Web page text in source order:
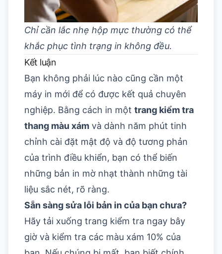
Chỉ cần lắc nhẹ hộp mực thường có thể
khắc phục tình trạng in không đều.
Kết luận
Bạn không phải lúc nào cũng cần một
máy in mới để có được kết quả chuyên
nghiệp. Bằng cách in một trang kiểm tra
thang màu xám và dành năm phút tinh
chỉnh cài đặt mật độ và độ tương phản
của trình điều khiển, bạn có thể biến
những bản in mờ nhạt thành những tài
liệu sắc nét, rõ ràng.
Sẵn sàng sửa lỗi bản in của bạn chưa?
Hãy tải xuống trang kiểm tra ngay bây
giờ và kiểm tra các màu xám 10% của